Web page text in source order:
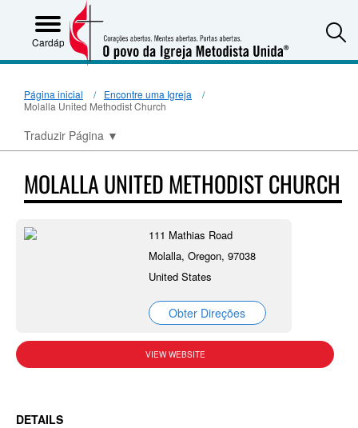
Cardápio
Página inicial
Encontre uma Igreja
Molalla United Methodist Church
Traduzir Página ▼
MOLALLA UNITED METHODIST CHURCH
111 Mathias Road
Molalla, Oregon, 97038
United States
Obter Direções
VIEW WEBSITE
DETAILS